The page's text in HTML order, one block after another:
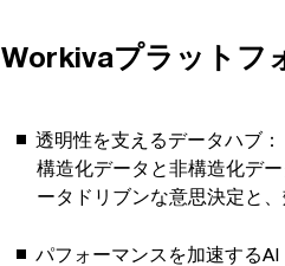
Workivaプラットフ
透明性を支えるデータハブ：
構造化データと非構造化デ
ータドリブンな意思決定と
パフォーマンスを加速するAI